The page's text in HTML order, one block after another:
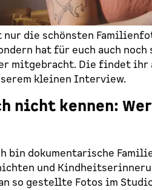
nur die schönsten
hat für euch auch
mitgebracht. Die findet ihr
kleinen Interview.
nicht kennen:
bin dokumentarische
und
so gestellte Fotos im